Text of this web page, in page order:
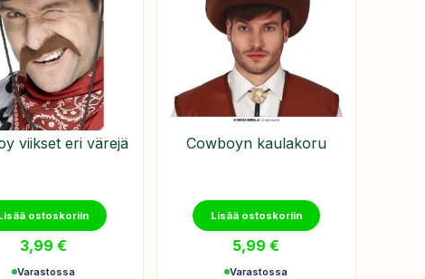
viikset eri värejä
ostoskoriin
3,99 €
Varastossa
​Cowboyn kaulakoru
Lisää ostoskoriin
5,99€
Varastossa